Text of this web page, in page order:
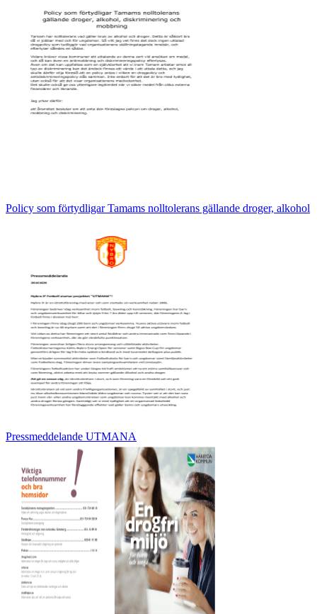
Policy som förtydligar Tamams nolltolerans gällande droger, alkohol
Pressmeddelande UTMANA